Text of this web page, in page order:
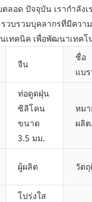
ลอด ปัจจุบัน เรากำลัง
วบรวมบุคลากรที่มีควา
เทคนิค เพื่อพัฒนาเทคโ
จีน
ชื่อ
แบ
ท่อดูดฝุ่น
ซิลิโคน
ขนาด
3.5 มม.
หมา
ผลิ
ผู้ผลิต วัต
โปร่งใส